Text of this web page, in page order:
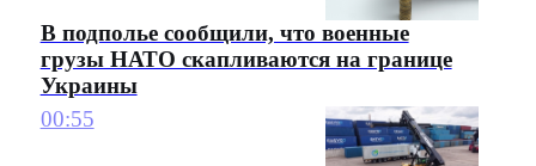
В подполье сообщили, что военные
грузы НАТО скапливаются на границе
Украины
00:55